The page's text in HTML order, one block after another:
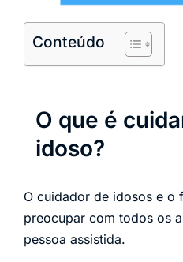
Conteúdo
O que é
idoso?
O cuidador de idosos e o
preocupar com todos os
pessoa assistida.